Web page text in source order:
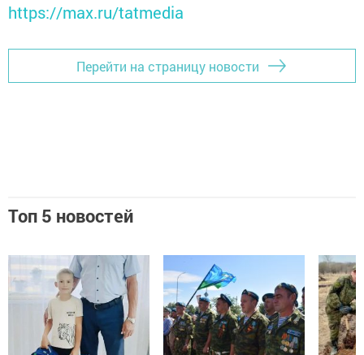
https://max.ru/tatmedia
Перейти на страницу новости
Топ 5 новостей